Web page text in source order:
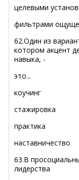
целевыми
фильтрами
62.Один из
котором акцент
навыка, -
это...
коучинг
стажировка
практика
наставничество
63.В
лидерства